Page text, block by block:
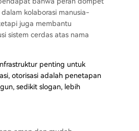
kolaborasi manusia-
juga membantu
sistem cerdas atas nama
penting untuk
otorisasi adalah penetapan
sedikit slogan, lebih